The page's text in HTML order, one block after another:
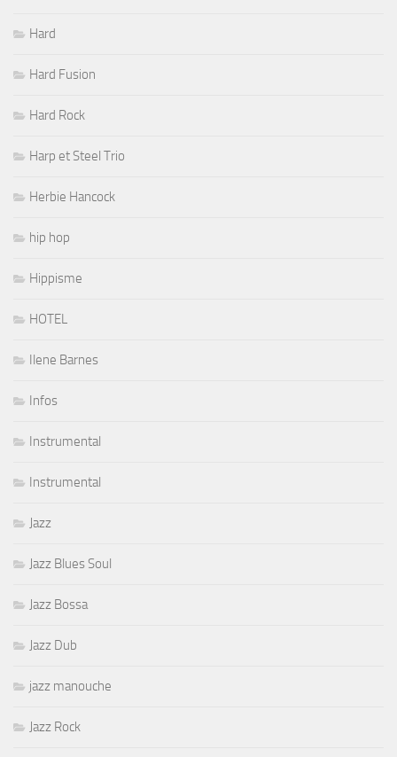
Hard
Hard Fusion
Hard Rock
Harp et Steel Trio
Herbie Hancock
hip hop
Hippisme
HOTEL
Ilene Barnes
Infos
Instrumental
Instrumental
Jazz
Jazz Blues Soul
Jazz Bossa
Jazz Dub
jazz manouche
Jazz Rock